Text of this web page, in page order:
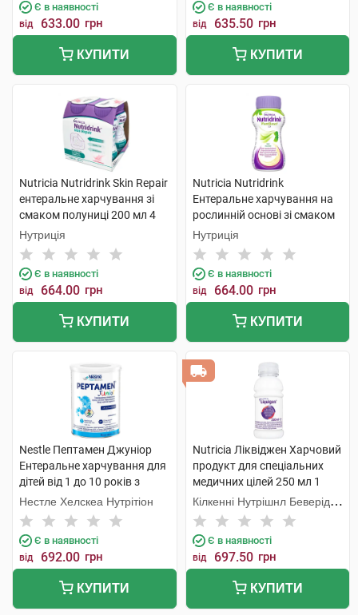
Є в наявності
від 633.00 грн
КУПИТИ
Є в наявності
від 635.50 грн
КУПИТИ
Nutricia Nutridrink Skin Repair
ентеральне харчування зі
смаком полуниці 200 мл 4
пляшки
Нутриція
Є в наявності
від 664.00 грн
КУПИТИ
Nutricia Nutridrink
Ентеральне харчування на
рослинній основі зі смаком
манго-маракуйя 200 мл 4 шт
Нутриція
Є в наявності
від 664.00 грн
КУПИТИ
Nestle Пептамен Джуніор
Ентеральне харчування для
дітей від 1 до 10 років з
ароматом ванілі 400 г 1
банка
Нестле Хелскеа Нутрітіон
Є в наявності
від 692.00 грн
КУПИТИ
Nutricia Ліквіджен Харчовий
продукт для спеціальних
медичних цілей 250 мл 1
флакон
Кілкенні Нутрішнл Беверідж
Компані Лтд
Є в наявності
від 697.50 грн
КУПИТИ